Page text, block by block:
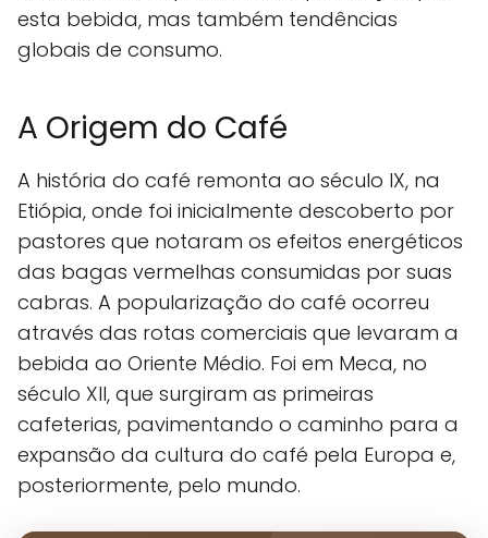
esta bebida, mas também tendências
globais de consumo.
A Origem do Café
A história do café remonta ao século IX, na
Etiópia, onde foi inicialmente descoberto por
pastores que notaram os efeitos energéticos
das bagas vermelhas consumidas por suas
cabras. A popularização do café ocorreu
através das rotas comerciais que levaram a
bebida ao Oriente Médio. Foi em Meca, no
século XII, que surgiram as primeiras
cafeterias, pavimentando o caminho para a
expansão da cultura do café pela Europa e,
posteriormente, pelo mundo.